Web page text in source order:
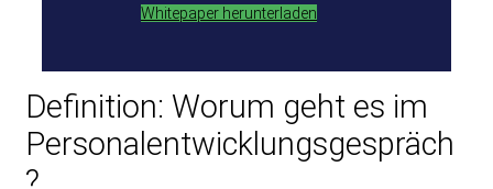
Whitepaper herunterladen
Definition: Worum geht es im
Personalentwicklungsgespräch